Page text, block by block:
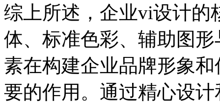
综上所述，企业vi设计的
体、标准色彩、辅助图
素在构建企业品牌形象
要的作用。通过精心设